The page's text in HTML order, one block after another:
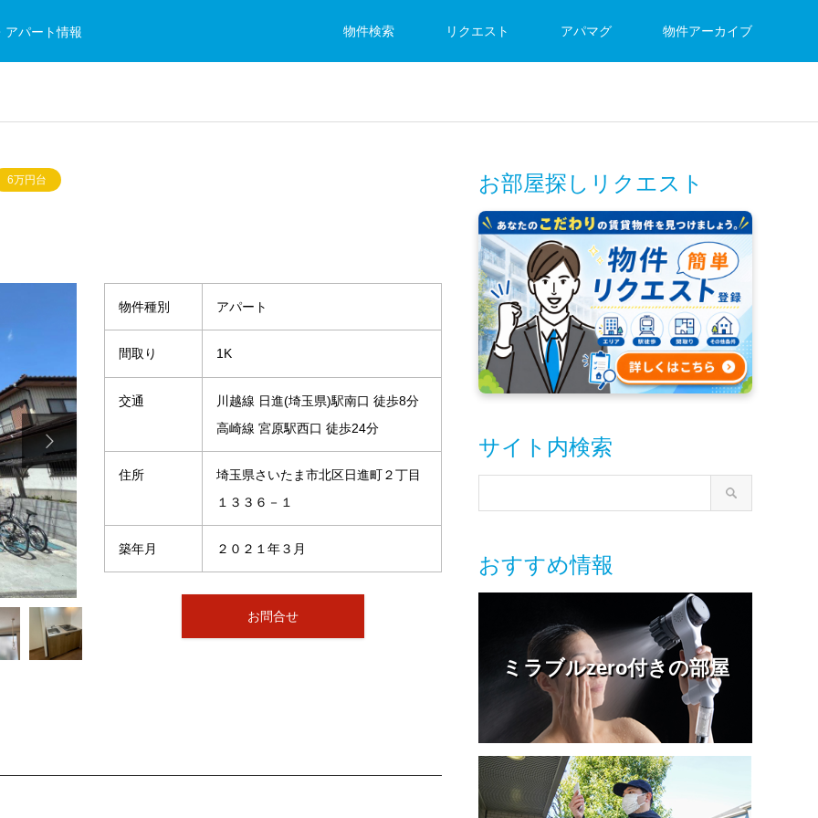
アパート情報 物件検索 リクエスト アパマグ 物件アーカイブ
6万円台

物件種別 アパート
間取り 1K
交通
川越線 日進(埼玉県)駅南口 徒歩8分
高崎線 宮原駅西口 徒歩24分
住所
埼玉県さいたま市北区日進町２丁目
１３３６－１
築年月 ２０２１年３月
お問合せ
お部屋探しリクエスト
サイト内検索
おすすめ情報
ミラブルzero付きの部屋